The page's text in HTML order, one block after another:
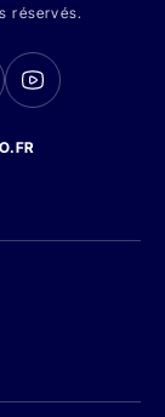
réservés.